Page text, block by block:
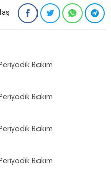
Bakım
Bakım
Bakım
Bakım